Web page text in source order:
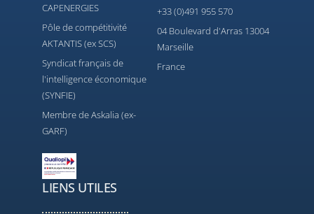
CAPENERGIES
Pôle de compétitivité
AKTANTIS (ex SCS)
Syndicat français de
l'intelligence économique
(SYNFIE)
Membre de Askalia (ex-
GARF)
+33 (0)491 955 570
04 Boulevard d'Arras 13004
Marseille
France
LIENS UTILES